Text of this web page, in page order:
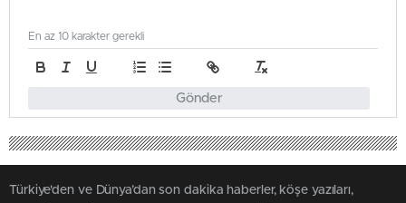
Gönder
En az 10 karakter gerekli
Türkiye'den ve Dünya’dan son dakika haberler, köşe yazıları,